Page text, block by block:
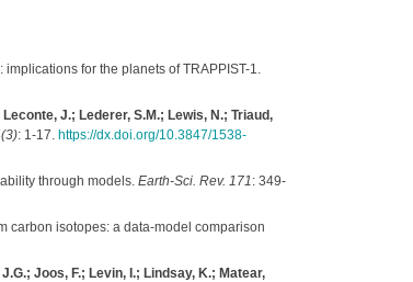
for the planets of TRAPPIST-1.
J.; Lederer, S.M.; Lewis, N.; Triaud,
: 1-17. https://dx.doi.org/10.3847/1538-
through models. Earth-Sci. Rev. 171: 349-
carbon isotopes: a data-model comparison
Joos, F.; Levin, I.; Lindsay, K.; Matear,